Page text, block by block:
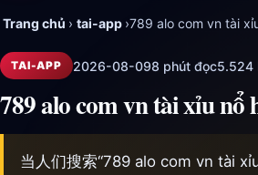
Trang chủ › tai-app ›789 alo com vn tài
TAI-APP 2026-08-098 phút đọc5.524
789 alo com vn tài xỉu nổ
当人们搜索“789 alo com vn tài